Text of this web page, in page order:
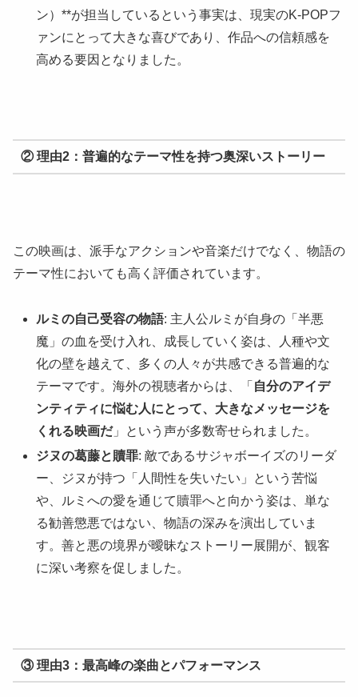
ン）**が担当しているという事実は、現実のK-POPフ
ァンにとって大きな喜びであり、作品への信頼感を
高める要因となりました。
② 理由2：普遍的なテーマ性を持つ奥深いストーリー
この映画は、派手なアクションや音楽だけでなく、物語の
テーマ性においても高く評価されています。
ルミの自己受容の物語: 主人公ルミが自身の「半悪
魔」の血を受け入れ、成長していく姿は、人種や文
化の壁を越えて、多くの人々が共感できる普遍的な
テーマです。海外の視聴者からは、「 自分のアイデ
ンティティに悩む人にとって、大きなメッセージを
くれる映画だ」という声が多数寄せられました。
ジヌの葛藤と贖罪: 敵であるサジャボーイズのリーダ
ー、ジヌが持つ「人間性を失いたい」という苦悩
や、ルミへの愛を通じて贖罪へと向かう姿は、単な
る勧善懲悪ではない、物語の深みを演出していま
す。善と悪の境界が曖昧なストーリー展開が、観客
に深い考察を促しました。
③ 理由3：最高峰の楽曲とパフォーマンス